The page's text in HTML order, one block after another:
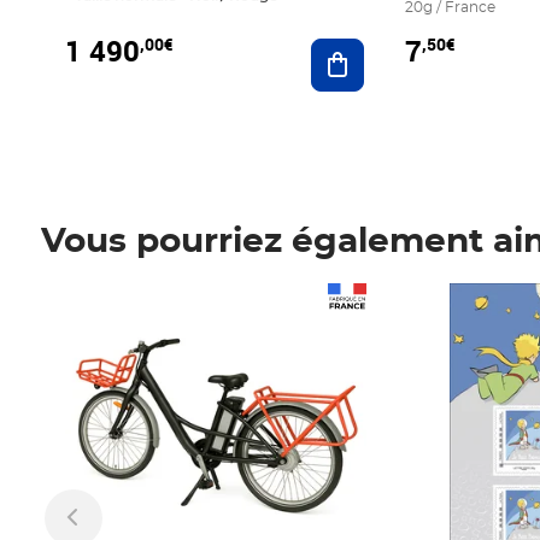
1 490,00€ Ajouter au panier
20g / France
7,50€
Vous pourriez également
Prix 7,50€